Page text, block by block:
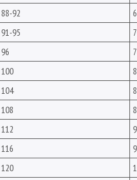
88-92
91-95
96
100
104
108
112
116
120